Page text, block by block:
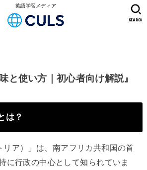
英語学習メディア
SEARCH
と使い方｜初心者向け解説』
は？
リア）」は、南アフリカ共和国の首
に行政の中心として知られていま